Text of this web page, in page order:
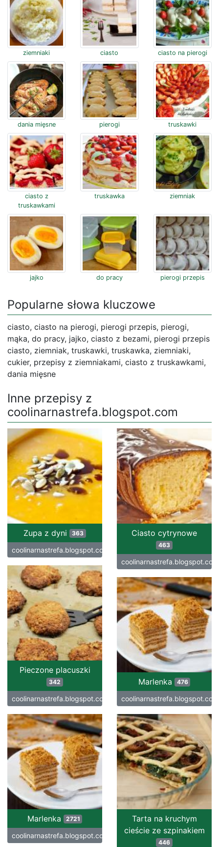
ziemniaki ciasto ciasto na pierogi
dania mięsne pierogi truskawki
ciasto z
truskawkami
truskawka ziemniak
jajko do pracy pierogi przepis
Popularne słowa kluczowe
ciasto, ciasto na pierogi, pierogi przepis, pierogi,
mąka, do pracy, jajko, ciasto z bezami, pierogi przepis
ciasto, ziemniak, truskawki, truskawka, ziemniaki,
cukier, przepisy z ziemniakami, ciasto z truskawkami,
dania mięsne
Inne przepisy z
coolinarnastrefa.blogspot.com
Zupa z dyni 363
coolinarnastrefa.blogspot.com
Ciasto cytrynowe
463
coolinarnastrefa.blogspot.com
Pieczone placuszki
342
coolinarnastrefa.blogspot.com
Marlenka 476
coolinarnastrefa.blogspot.com
Marlenka 2721
coolinarnastrefa.blogspot.com
Tarta na kruchym
cieście ze szpinakiem
446